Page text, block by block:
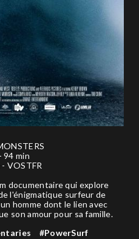
94 min
VOSTFR
documentaire qui explore
l'énigmatique surfeur de
homme dont le lien avec
son amour pour sa famille.
#PowerSurf